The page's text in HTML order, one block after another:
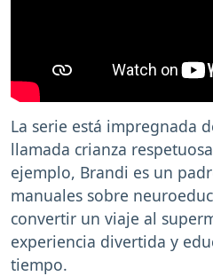
La serie está impregnada
llamada crianza
ejemplo, Brandi es un
manuales sobre
convertir un viaje al
experiencia divertida y
tiempo.